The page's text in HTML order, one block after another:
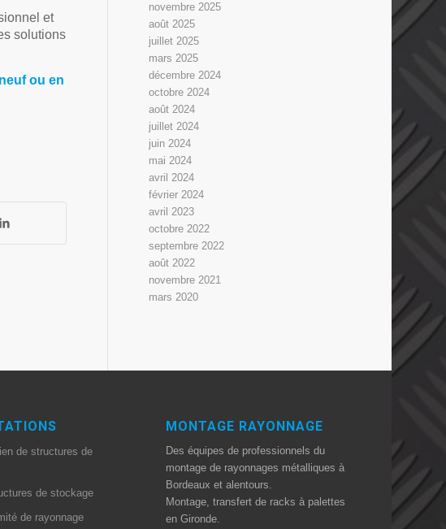
et
solutions
ou en
novembre 2025
août 2025
juillet 2025
mars 2025
décembre 2024
octobre 2024
août 2024
juillet 2024
juin 2024
mai 2024
avril 2024
février 2024
avril 2023
octobre 2022
septembre 2022
août 2022
novembre 2021
mars 2020
de structures de
de stockage
de rayonnage
MONTAGE RAYONNAGE
Des équipes de professionnels du
montage de rayonnages métalliques à
Bordeaux et alentours.
Montage, transfert de racks à palettes
en Gironde.